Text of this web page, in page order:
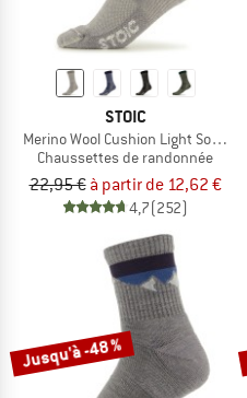
STOIC
Merino Wool Cushion Light Socks
Chaussettes de randonnée
22,95 € à partir de 12,62 €
4,7(252)
Jusqu'à -48 %